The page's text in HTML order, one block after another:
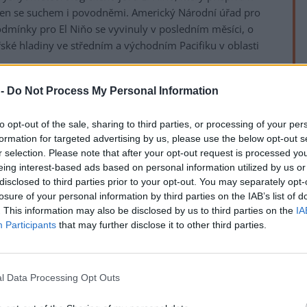
Do Not Process My Personal Information
opt-out of the sale, sharing to third parties, or processing of your
for targeted advertising by us, please use the below opt-out
selection. Please note that after your opt-out request is processed
interest-based ads based on personal information utilized by us
to third parties prior to your opt-out. You may separately
of your personal information by third parties on the IAB’s list of
This information may also be disclosed by us to third parties on the
Participants that may further disclose it to other third parties.
Data Processing Opt Outs
se suchem i povodněmi. Americký Národní úřad pro
pro El Niňo se vyvinuly v posledním měsíci, o
hladiny ve středním a východním Pacifiku v oblasti
teploty mořské hladiny ve středním a
jev vyvolává sucha a mimo jiné snižuje kapacitu lesů
V jiných částech světa zase vede k vydatným
síly mezi listopadem a lednem příštího roku, činí 63
nynější El Niňo zařadil mezi nejintenzivnější epizody
Niňo se přidává k už tak značnému globálnímu
v zasažených regionech by mohly být nevídané,"
meteorologické služby Met Office.
meteorologové tuto fázi oteplování